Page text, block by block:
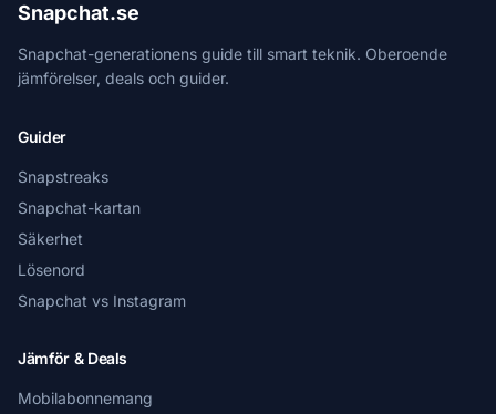
Snapchat.se
Snapchat-generationens guide till smart teknik. Oberoende
jämförelser, deals och guider.
Guider
Snapstreaks
Snapchat-kartan
Säkerhet
Lösenord
Snapchat vs Instagram
Jämför & Deals
Mobilabonnemang